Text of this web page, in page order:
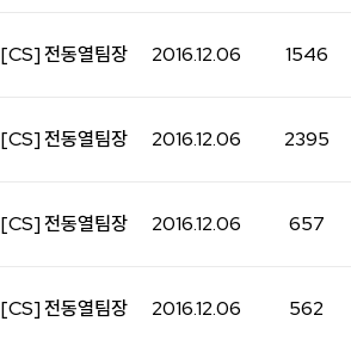
[CS] 전동열팀장 2016.12.06 1546
[CS] 전동열팀장 2016.12.06 2395
[CS] 전동열팀장 2016.12.06 657
[CS] 전동열팀장 2016.12.06 562